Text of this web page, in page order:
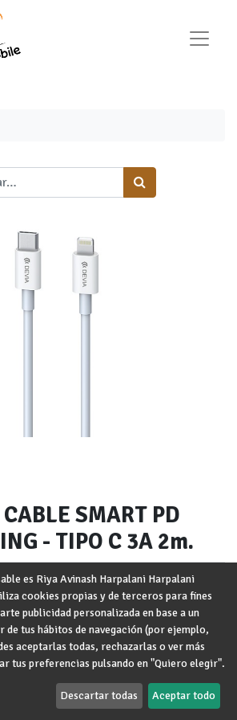
SMART PD
- TIPO C 3A 2m.
de 30 días
es Riya Avinash Harpalani Harpalani
cookies propias y de terceros para fines
publicidad personalizada en base a un
tus hábitos de navegación (por ejemplo,
aceptarlas todas, rechazarlas o ver más
tus preferencias pulsando en "Quiero elegir".
Descartar todas Aceptar todo